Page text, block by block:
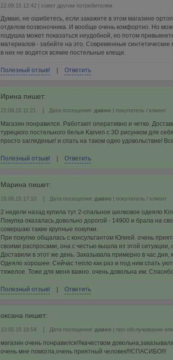
22.09.15 12:42 | совет другим потребителям
Думаю, не ошибетесь, если закажите в этом магазине
отделом позвоночника. И вообще очень комфортно. Но
подушка может показаться неудобной, но потом
материалов - забейте на это. Современные
в них не водятся всякие постельные клещи.
Полезный отзыв! Ответить
Ирина пишет:
22.09.15 11:21 Дата посещения: давно | покупатель / клиент
Магазин понравился. Работают оперативно и четко.
турецкого постельного белья Karven с 3D рисунком для
просто загляденье! и спать на таком одно удовольствие!
Полезный отзыв! Ответить
Марина пишет:
18.06.15 17:10 Дата посещения: давно | покупатель / клиент
2 недели назад купила тут 2-спальное шелковое одеяло
Покупка оказалась довольно дорогой - 14900 и брала на
совершаю такие крупные покупки.
При покупке общалась с консультантом Юлией. очень
своими распросами, она с честью вышла из этой ситуации,
Доставили в этот же день. Заказывала примерно в час дня,
Одеяло хорошее. Сейчас тепло как раз и под ним спать
тяжелое. Тоже для меня важно. очень довольна им.
Полезный отзыв! Ответить
оксана пишет:
10.05.15 19:54 Дата посещения: давно | про обслуживание
магазин очень понравился!!!качеством
очень мне помогла,очень приятный человек!!!СПАСИБО!!!